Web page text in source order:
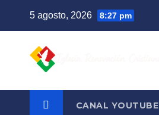
contenido
5 agosto, 2026 8:27 pm
CANAL YOUTUBE